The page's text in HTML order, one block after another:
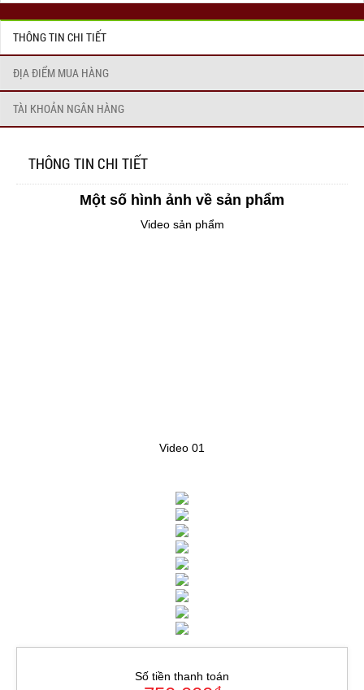
THÔNG TIN CHI TIẾT
ĐỊA ĐIỂM MUA HÀNG
TÀI KHOẢN NGÂN HÀNG
THÔNG TIN CHI TIẾT
Một số hình ảnh về sản phẩm
Video sản phẩm
Video 01
Số tiền thanh toán